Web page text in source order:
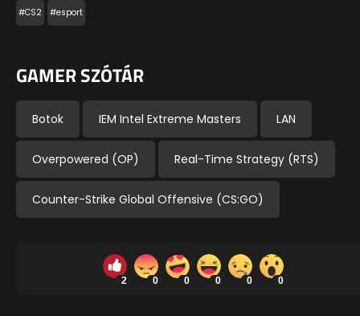
#CS2 #esport
GAMER SZÓTÁR
Botok IEM Intel Extreme Masters LAN
Overpowered (OP) Real-Time Strategy (RTS)
Counter-Strike Global Offensive (CS:GO)
2 0 0 0 0 0